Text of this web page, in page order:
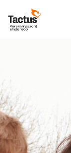
Spring naar